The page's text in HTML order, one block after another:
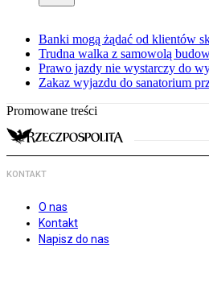
Banki mogą żądać od klientów
Trudna walka z samowolą
Prawo jazdy nie wystarczy do
Zakaz wyjazdu do sanatorium
Promowane treści
KONTAKT
O nas
Kontakt
Napisz do nas